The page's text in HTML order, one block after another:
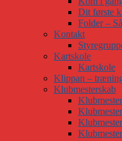
Dit første
Folder –
Kontakt
Kartskole
Kartskole
Klippan –
Klubmesterskab